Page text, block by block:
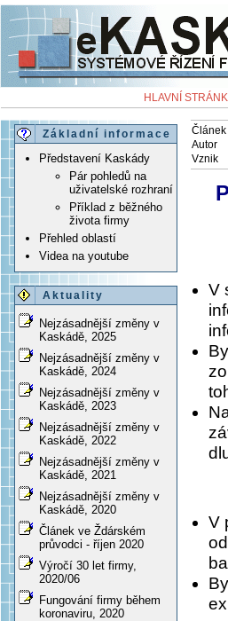
HLAVNÍ
Základní informace
Představení Kaskády
Pár pohledů na
uživatelské rozhraní
Příklad z běžného
života firmy
Přehled oblastí
Videa na youtube
Aktuality
Nejzásadnější změny v
Kaskádě, 2025
Nejzásadnější změny v
Kaskádě, 2024
Nejzásadnější změny v
Kaskádě, 2023
Nejzásadnější změny v
Kaskádě, 2022
Nejzásadnější změny v
Kaskádě, 2021
Nejzásadnější změny v
Kaskádě, 2020
Článek ve Ždárském
průvodci - říjen 2020
Výročí 30 let firmy,
2020/06
Fungování firmy během
koronaviru, 2020
Článek
Autor
Vznik
V
V